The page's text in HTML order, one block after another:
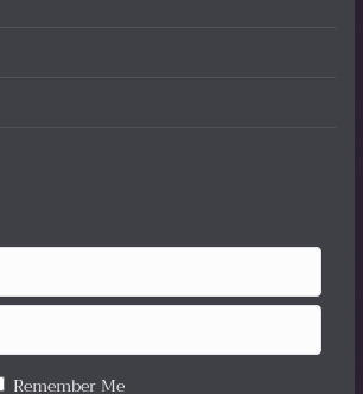
Remember Me